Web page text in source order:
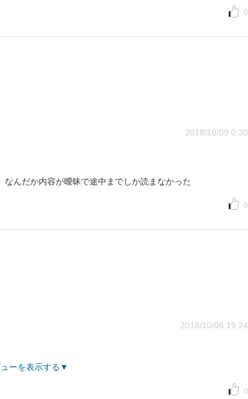
0
2018/10/09 0:30
んだか内容が曖昧で途中までしか読まなかった
0
2018/10/08 19:24
ーを表示する
0